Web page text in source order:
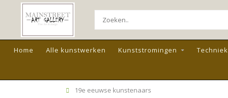
Home Alle kunstwerken Kunststromingen Techniek
19e eeuwse kunstenaars